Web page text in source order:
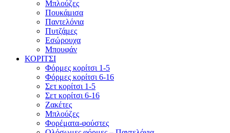
Μπλούζες
Πουκάμισα
Παντελόνια
Πυτζάμες
Εσώρουχα
Μπουφάν
ΚΟΡΙΤΣΙ
Φόρμες κορίτσι 1-5
Φόρμες κορίτσι 6-16
Σετ κορίτσι 1-5
Σετ κορίτσι 6-16
Ζακέτες
Μπλούζες
Φορέματα-φούστες